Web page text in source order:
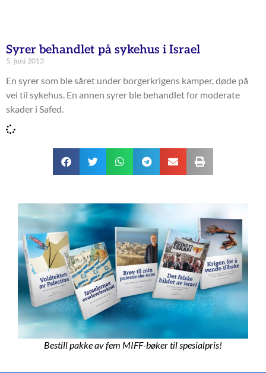
Syrer behandlet på sykehus i Israel
5. juni 2013
En syrer som ble såret under borgerkrigens kamper, døde på
vei til sykehus. En annen syrer ble behandlet for moderate
skader i Safed.
Bestill pakke av fem MIFF-bøker til spesialpris!